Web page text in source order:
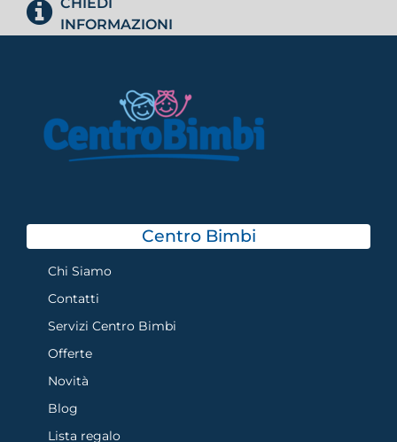
INFORMAZIONI
Centro Bimbi
Chi Siamo
Contatti
Servizi Centro Bimbi
Offerte
Novità
Blog
Lista regalo